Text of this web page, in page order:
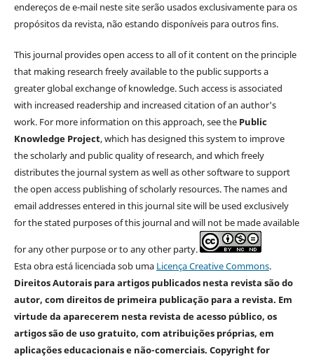
endereços de e-mail neste site serão usados exclusivamente para os
propósitos da revista, não estando disponíveis para outros fins.
This journal provides open access to all of it content on the principle
that making research freely available to the public supports a
greater global exchange of knowledge. Such access is associated
with increased readership and increased citation of an author's
work. For more information on this approach, see the Public
Knowledge Project, which has designed this system to improve
the scholarly and public quality of research, and which freely
distributes the journal system as well as other software to support
the open access publishing of scholarly resources. The names and
email addresses entered in this journal site will be used exclusively
for the stated purposes of this journal and will not be made available
for any other purpose or to any other party.
Esta obra está licenciada sob uma Licença Creative Commons.
Direitos Autorais para artigos publicados nesta revista são do
autor, com direitos de primeira publicação para a revista. Em
virtude da aparecerem nesta revista de acesso público, os
artigos são de uso gratuito, com atribuições próprias, em
aplicações educacionais e não-comerciais. Copyright for